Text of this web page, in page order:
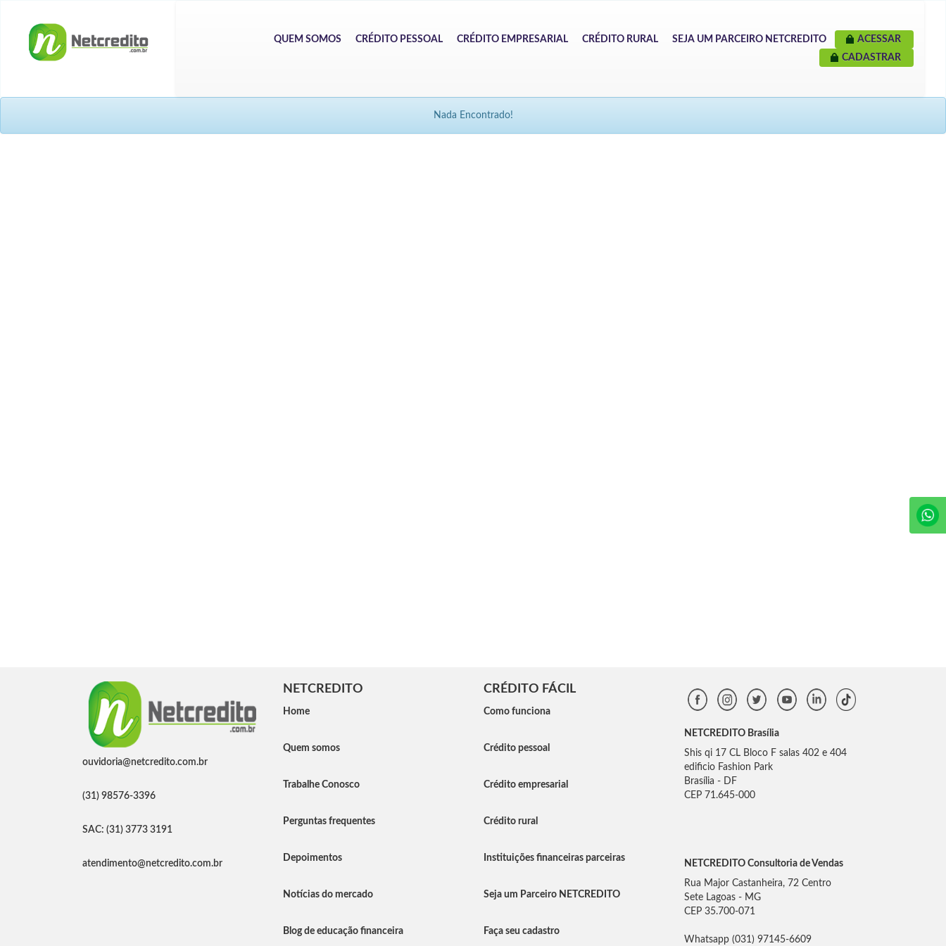
QUEM SOMOS CRÉDITO PESSOAL CRÉDITO EMPRESARIAL CRÉDITO RURAL SEJA UM PARCEIRO NETCREDITO
ACESSAR
CADASTRAR
Nada Encontrado!
ouvidoria@netcredito.com.br
(31) 98576-3396
SAC: (31) 3773 3191
atendimento@netcredito.com.br
NETCREDITO
Home
Quem somos
Trabalhe Conosco
Perguntas frequentes
Depoimentos
Notícias do mercado
Blog de educação financeira
CRÉDITO FÁCIL
Como funciona
Crédito pessoal
Crédito empresarial
Crédito rural
Instituições financeiras parceiras
Seja um Parceiro NETCREDITO
Faça seu cadastro
NETCREDITO Brasília
Shis qi 17 CL Bloco F salas 402 e 404
edificio Fashion Park
Brasília - DF
CEP 71.645-000
NETCREDITO Consultoria de Vendas
Rua Major Castanheira, 72 Centro
Sete Lagoas - MG
CEP 35.700-071
Whatsapp (031) 97145-6609